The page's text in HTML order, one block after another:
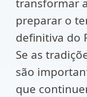
transformar
preparar o
definitiva do
Se as
são
que